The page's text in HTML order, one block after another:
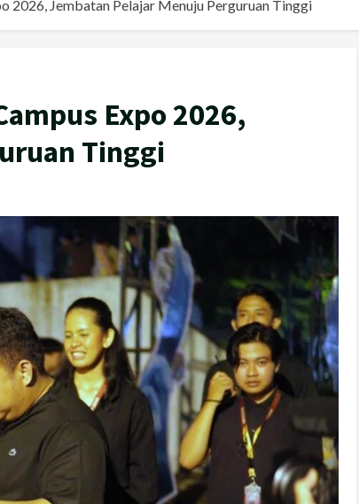
2026, Jembatan Pelajar Menuju Perguruan Tinggi
Expo 2026,
Tinggi